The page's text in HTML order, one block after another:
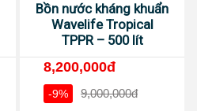
Bồn nước kháng khuẩn
Wavelife Tropical
TPPR – 500 lít
8,200,000đ
-9% 9,000,000đ